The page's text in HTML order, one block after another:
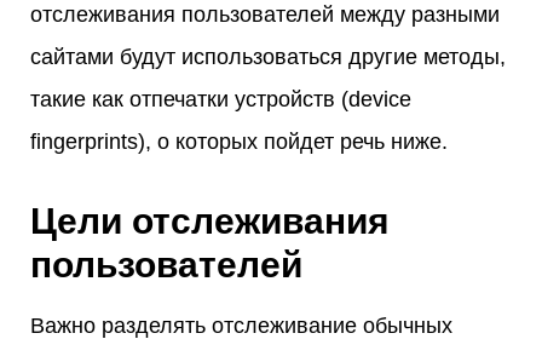
отслеживания пользователей между разными
сайтами будут использоваться другие методы,
такие как отпечатки устройств (device
fingerprints), о которых пойдет речь ниже.
Цели отслеживания
пользователей
Важно разделять отслеживание обычных